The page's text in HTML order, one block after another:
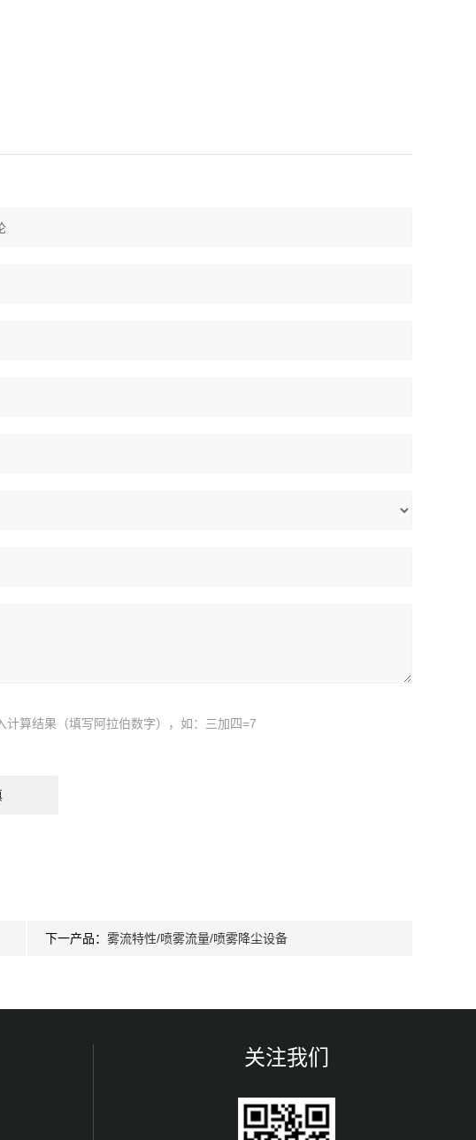
计算结果（填写阿拉伯数字），如：三加四=7
下一产品： 雾流特性/喷雾流量/喷雾降尘设备
关注我们